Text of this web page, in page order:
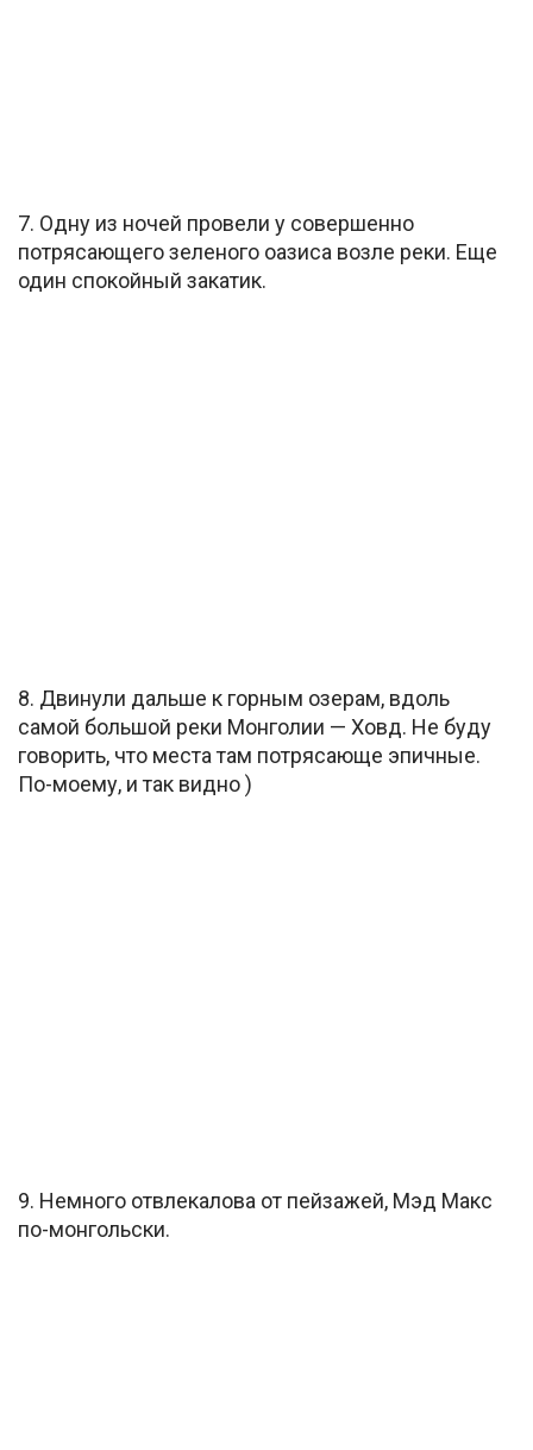
7. Одну из ночей провели у совершенно
потрясающего зеленого оазиса возле реки. Еще
один спокойный закатик.
8. Двинули дальше к горным озерам, вдоль
самой большой реки Монголии — Ховд. Не буду
говорить, что места там потрясающе эпичные.
По-моему, и так видно )
9. Немного отвлекалова от пейзажей, Мэд Макс
по-монгольски.